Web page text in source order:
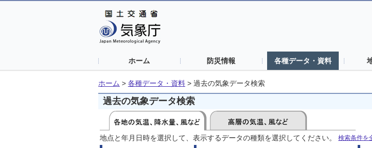
ホーム 防災情報 各種データ・資料
ホーム > 各種データ・資料 > 過去の気象データ検索
過去の気象データ検索
地点と年月日時を選択して、表示するデータの種類を選択してください。 検索条件を